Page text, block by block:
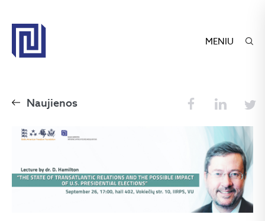
MENIU
Naujienos